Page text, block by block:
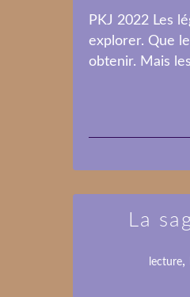
PKJ 2022 Les
explorer. Que
obtenir. Mais
La
lecture,